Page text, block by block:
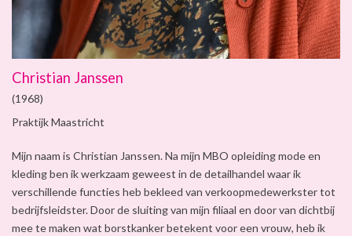
Christian Janssen
(1968)
Praktijk Maastricht
Mijn naam is Christian Janssen. Na mijn MBO opleiding mode en
kleding ben ik werkzaam geweest in de detailhandel waar ik
verschillende functies heb bekleed van verkoopmedewerkster tot
bedrijfsleidster. Door de sluiting van mijn filiaal en door van dichtbij
mee te maken wat borstkanker betekent voor een vrouw, heb ik